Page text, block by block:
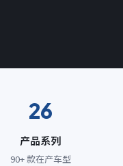
26
产品系列
90+ 款在产车型